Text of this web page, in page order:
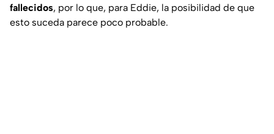
fallecidos, por lo que, para Eddie, la posibilidad de que
esto suceda parece poco probable.